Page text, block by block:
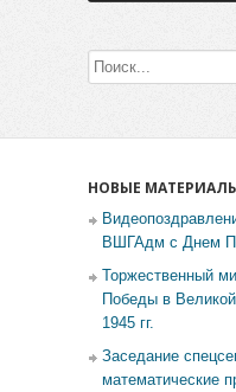
НОВЫЕ
ВШГАдм с Днем
Торжественный
Победы в
1945 гг.
Заседание
математические